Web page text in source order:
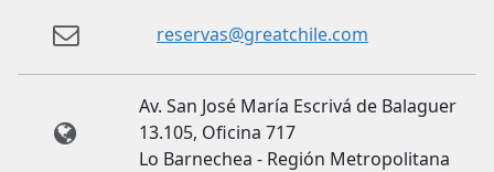
reservas@greatchile.com
Av. San José María Escrivá de Balaguer
13.105, Oficina 717
Lo Barnechea - Región Metropolitana